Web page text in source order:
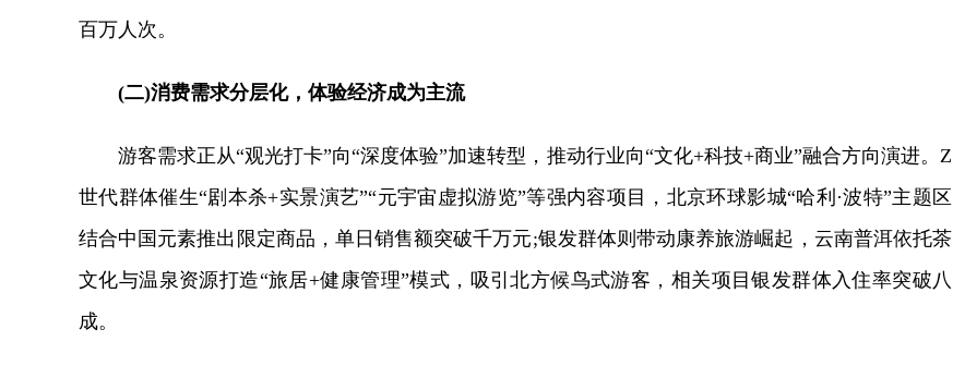
百万人次。
(二)消费需求分层化，体验经济成为主流
游客需求正从“观光打卡”向“深度体验”加速转型，推动行业向“文化+科技+商业”融合方向演进。Z
世代群体催生“剧本杀+实景演艺”“元宇宙虚拟游览”等强内容项目，北京环球影城“哈利·波特”主题区
结合中国元素推出限定商品，单日销售额突破千万元;银发群体则带动康养旅游崛起，云南普洱依托茶
文化与温泉资源打造“旅居+健康管理”模式，吸引北方候鸟式游客，相关项目银发群体入住率突破八
成。